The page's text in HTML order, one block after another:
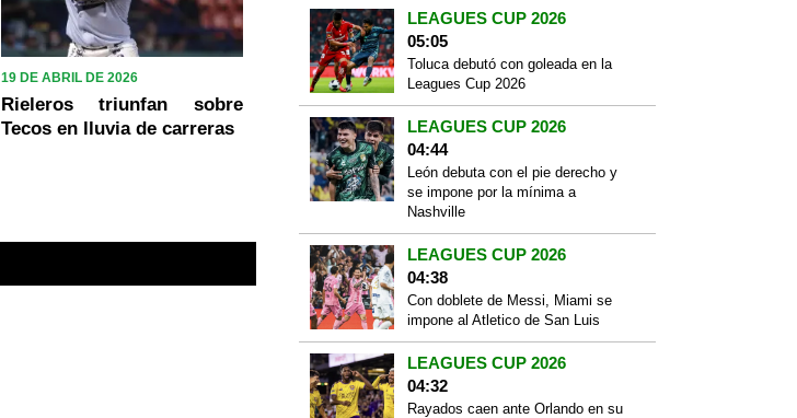
19 DE ABRIL DE 2026
Rieleros triunfan sobre
Tecos en lluvia de carreras
LEAGUES CUP 2026
05:05
Toluca debutó con goleada en la
Leagues Cup 2026
LEAGUES CUP 2026
04:44
León debuta con el pie derecho y
se impone por la mínima a
Nashville
LEAGUES CUP 2026
04:38
Con doblete de Messi, Miami se
impone al Atletico de San Luis
LEAGUES CUP 2026
04:32
Rayados caen ante Orlando en su